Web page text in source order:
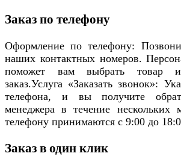
Заказ по телефону
Оформление по телефону:
наших контактных номеров.
поможет вам выбрать товар и
заказ.Услуга «Заказать звонок»:
телефона, и вы получите
менеджера в течение нескольких
телефону принимаются с 9:00 до
Заказ в один клик